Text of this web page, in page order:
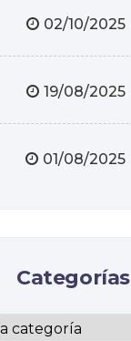
02/10/2025
19/08/2025
01/08/2025
Categorías